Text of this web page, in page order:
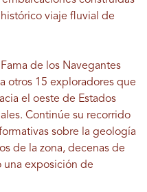
viaje fluvial de
de los Navegantes
otros 15 exploradores que
el oeste de Estados
Continúe su recorrido
sobre la geología
de la zona, decenas de
una exposición de